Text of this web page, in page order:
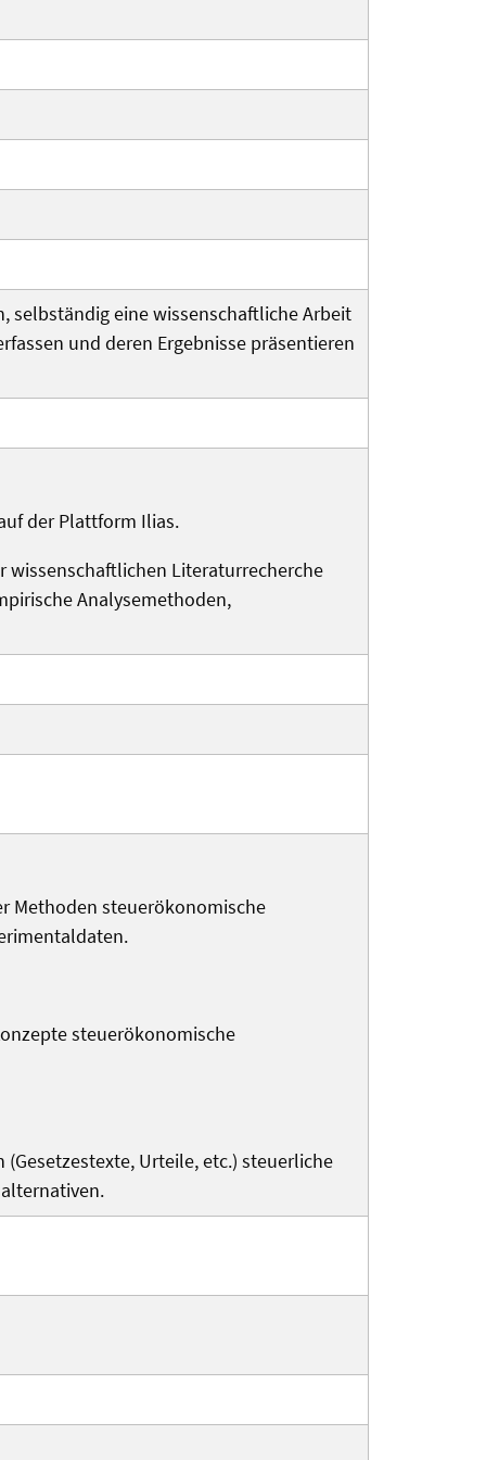
selbständig eine wissenschaftliche Arbeit
und deren Ergebnisse präsentieren
der Plattform Ilias.
wissenschaftlichen Literaturrecherche
Analysemethoden,
Methoden steuerökonomische
steuerökonomische
Urteile, etc.) steuerliche